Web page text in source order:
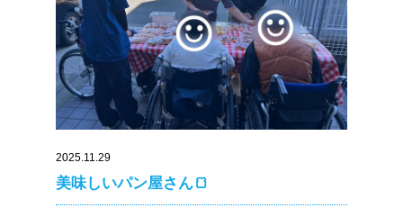
2025.11.29
美味しいパン屋さん🍞